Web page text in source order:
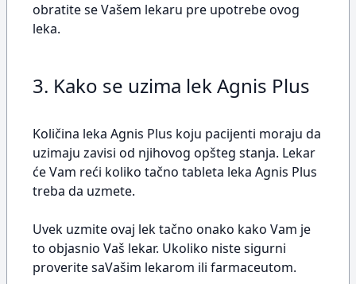
obratite se Vašem lekaru pre upotrebe ovog
leka.
3. Kako se uzima lek Agnis Plus
Količina leka Agnis Plus koju pacijenti moraju da
uzimaju zavisi od njihovog opšteg stanja. Lekar
će Vam reći koliko tačno tableta leka Agnis Plus
treba da uzmete.
Uvek uzmite ovaj lek tačno onako kako Vam je
to objasnio Vaš lekar. Ukoliko niste sigurni
proverite saVašim lekarom ili farmaceutom.